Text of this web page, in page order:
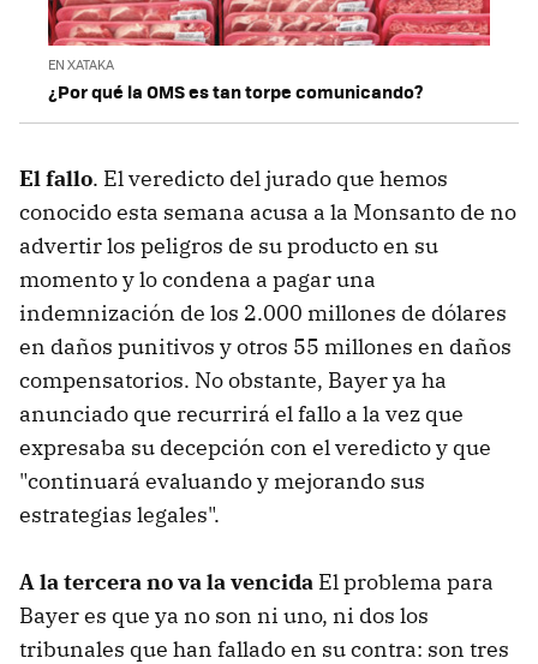
EN XATAKA
¿Por qué la OMS es tan torpe comunicando?
El fallo. El veredicto del jurado que hemos
conocido esta semana acusa a la Monsanto de no
advertir los peligros de su producto en su
momento y lo condena a pagar una
indemnización de los 2.000 millones de dólares
en daños punitivos y otros 55 millones en daños
compensatorios. No obstante, Bayer ya ha
anunciado que recurrirá el fallo a la vez que
expresaba su decepción con el veredicto y que
"continuará evaluando y mejorando sus
estrategias legales".
A la tercera no va la vencida El problema para
Bayer es que ya no son ni uno, ni dos los
tribunales que han fallado en su contra: son tres